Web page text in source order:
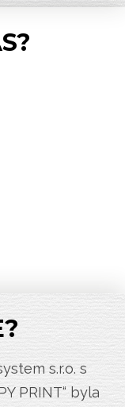
s.r.o. s
PRINT“ byla